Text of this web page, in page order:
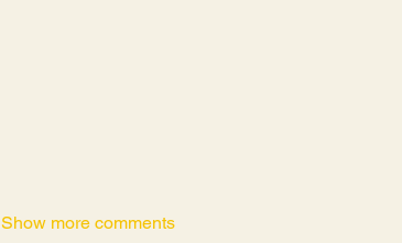
Show more comments